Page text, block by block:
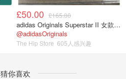
£50.00 £165.00
adidas Originals Superstar II 女款串珠休闲鞋 黑色
@adidasOriginals
The Hip Store 605人感兴趣
猜你喜欢